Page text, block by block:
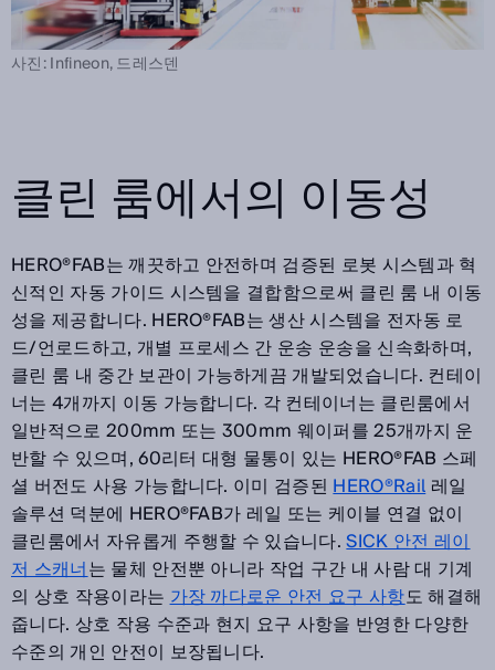
사진: Infineon, 드레스덴
클린 룸에서의 이동성
HERO®FAB는 깨끗하고 안전하며 검증된 로봇 시스템과 혁
신적인 자동 가이드 시스템을 결합함으로써 클린 룸 내 이동
성을 제공합니다. HERO®FAB는 생산 시스템을 전자동 로
드/언로드하고, 개별 프로세스 간 운송 운송을 신속화하며,
클린 룸 내 중간 보관이 가능하게끔 개발되었습니다. 컨테이
너는 4개까지 이동 가능합니다. 각 컨테이너는 클린룸에서
일반적으로 200mm 또는 300mm 웨이퍼를 25개까지 운
반할 수 있으며, 60리터 대형 물통이 있는 HERO®FAB 스페
셜 버전도 사용 가능합니다. 이미 검증된HERO®Rail레일
솔루션 덕분에 HERO®FAB가 레일 또는 케이블 연결 없이
클린룸에서 자유롭게 주행할 수 있습니다.SICK 안전 레이
저 스캐너는 물체 안전뿐 아니라 작업 구간 내 사람 대 기계
의 상호 작용이라는가장 까다로운 안전 요구 사항도 해결해
줍니다. 상호 작용 수준과 현지 요구 사항을 반영한 다양한
수준의 개인 안전이 보장됩니다.